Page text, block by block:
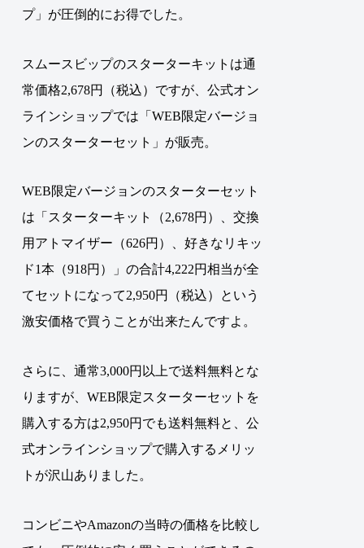
プ」が圧倒的にお得でした 。
スムースビップのスターターキットは通
常価格2,678円（税込）ですが、公式オン
ラインショップでは「WEB限定バージョ
ンのスターターセット」が販売。
WEB限定バージョンのスターターセット
は「スターターキット（2,678円）、交換
用アトマイザー（626円）、好きなリキッ
ド1本（918円）」の合計4,222円相当が全
てセットになって2,950円（税込）という
激安価格で買うことが出来たんですよ。
さらに、通常3,000円以上で送料無料とな
りますが、WEB限定スターターセットを
購入する方は2,950円でも送料無料と、公
式オンラインショップで購入するメリッ
トが沢山ありました。
コンビニやAmazonの当時の価格を比較し